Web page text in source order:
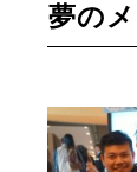
夢の